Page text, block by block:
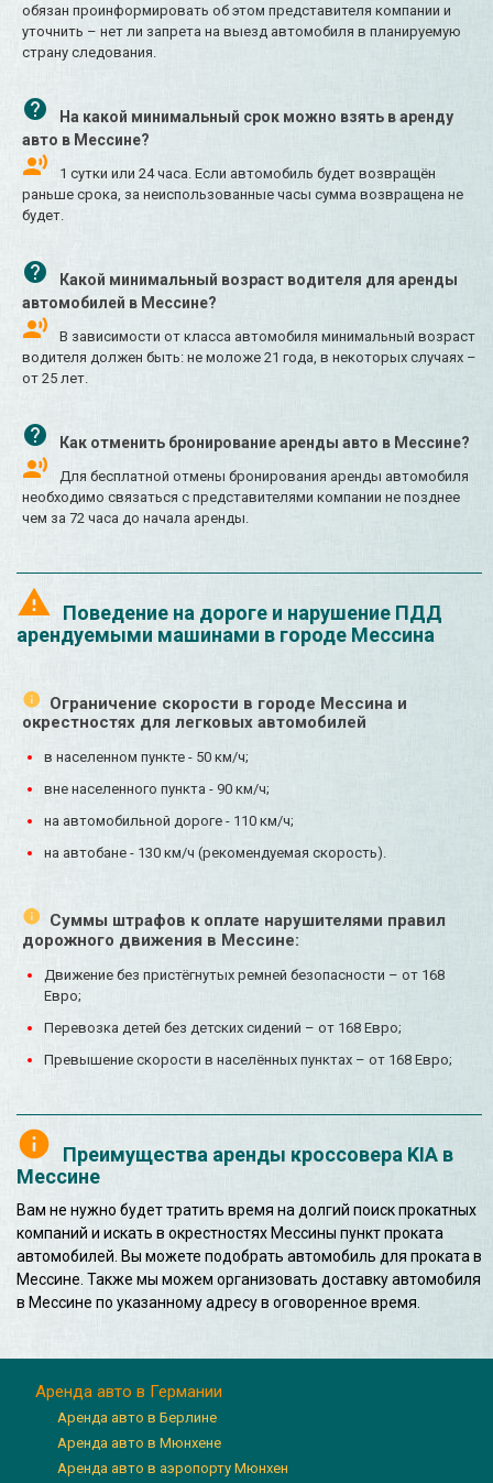
обязан проинформировать об этом представителя компании и
уточнить – нет ли запрета на выезд автомобиля в планируемую
страну следования.
На какой минимальный срок можно взять в аренду
авто в Мессине?
1 сутки или 24 часа. Если автомобиль будет возвращён
раньше срока, за неиспользованные часы сумма возвращена не
будет.
Какой минимальный возраст водителя для аренды
автомобилей в Мессине?
В зависимости от класса автомобиля минимальный возраст
водителя должен быть: не моложе 21 года, в некоторых случаях –
от 25 лет.
Как отменить бронирование аренды авто в Мессине?
Для бесплатной отмены бронирования аренды автомобиля
необходимо связаться с представителями компании не позднее
чем за 72 часа до начала аренды.
Поведение на дороге и нарушение ПДД
арендуемыми машинами в городе Мессина
Ограничение скорости в городе Мессина и
окрестностях для легковых автомобилей
в населенном пункте - 50 км/ч;
вне населенного пункта - 90 км/ч;
на автомобильной дороге - 110 км/ч;
на автобане - 130 км/ч (рекомендуемая скорость).
Суммы штрафов к оплате нарушителями правил
дорожного движения в Мессине:
Движение без пристёгнутых ремней безопасности – от 168
Евро;
Перевозка детей без детских сидений – от 168 Евро;
Превышение скорости в населённых пунктах – от 168 Евро;
Преимущества аренды кроссовера KIA в
Мессине
Вам не нужно будет тратить время на долгий поиск прокатных
компаний и искать в окрестностях Мессины пункт проката
автомобилей. Вы можете подобрать автомобиль для проката в
Мессине. Также мы можем организовать доставку автомобиля
в Мессине по указанному адресу в оговоренное время.
Аренда авто в Германии
Аренда авто в Берлине
Аренда авто в Мюнхене
Аренда авто в аэропорту Мюнхен